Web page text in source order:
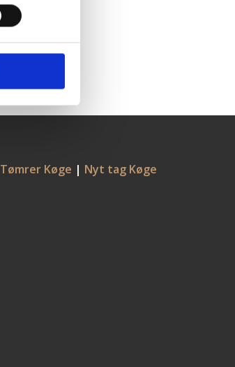
Tømrer Køge | Nyt tag Køge